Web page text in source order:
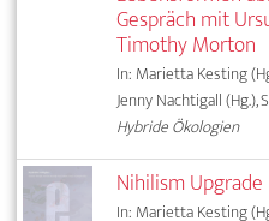
Gespräch mit
Timothy Morton
In: Marietta Kesting
Jenny Nachtigall (Hg.),
Hybride Ökologien
Nihilism Upgrade
In: Marietta Kesting